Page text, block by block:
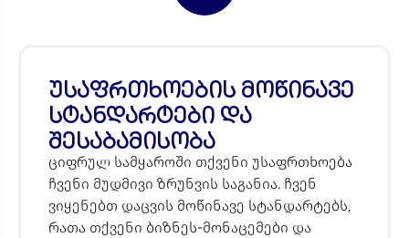
უსაფრთხოების მოწინავე
სტანდარტები და
შესაბამისობა
ციფრულ სამყაროში თქვენი უსაფრთხოება
ჩვენი მუდმივი ზრუნვის საგანია. ჩვენ
ვიყენებთ დაცვის მოწინავე სტანდარტებს,
რათა თქვენი ბიზნეს-მონაცემები და